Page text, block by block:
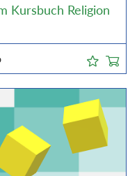
Kursbuch Religion